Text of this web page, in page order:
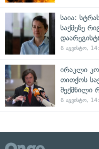
საია:
საქმეზე
6 აგვისტო,
ირაკლი
თითქოს
შექმნილი
6 აგვისტო,